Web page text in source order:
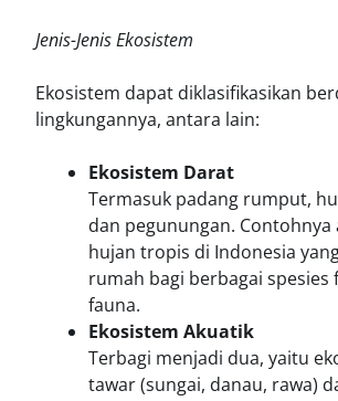
Jenis-Jenis Ekosistem
Ekosistem dapat diklasifikasikan
lingkungannya, antara lain:
Ekosistem Darat
Termasuk padang rumput,
dan pegunungan.
hujan tropis di Indonesia
rumah bagi berbagai spesies
fauna.
Ekosistem Akuatik
Terbagi menjadi dua, yaitu
tawar (sungai, danau, rawa)